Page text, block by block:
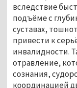
вследствие
подъёме с
суставах,
привести к
инвалидности.
отравление,
сознания,
координацией